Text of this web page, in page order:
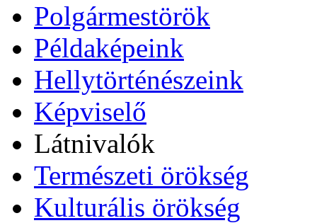
Polgármestörök
Példaképeink
Hellytörténészeink
Képviselő
Látnivalók
Természeti örökség
Kulturális örökség